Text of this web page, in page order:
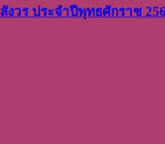
วร ประจำปีพุทธศักราช